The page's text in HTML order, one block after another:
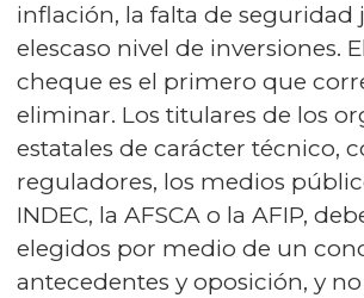
inflación, la falta de seguridad
elescaso nivel de inversiones.
cheque es el primero que
eliminar. Los titulares de los
estatales de carácter técnico,
reguladores, los medios
INDEC, la AFSCA o la AFIP,
elegidos por medio de un
antecedentes y oposición, y no